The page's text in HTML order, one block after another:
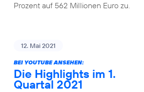
Prozent auf 562 Millionen Euro zu.
12. Mai 2021
BEI YOUTUBE ANSEHEN:
Die Highlights im 1.
Quartal 2021